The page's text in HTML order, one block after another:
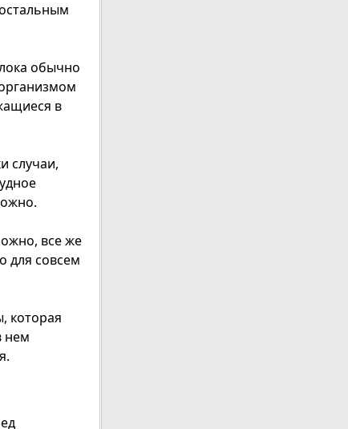
обычно
в
случаи,
все же
для совсем
которая
нем